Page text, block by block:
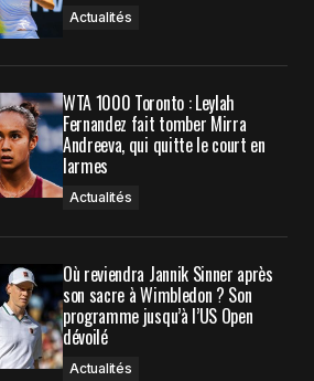
Actualités
WTA 1000 Toronto : Leylah
Fernandez fait tomber Mirra
Andreeva, qui quitte le court en
larmes
Actualités
Où reviendra Jannik Sinner après
son sacre à Wimbledon ? Son
programme jusqu’à l’US Open
dévoilé
Actualités